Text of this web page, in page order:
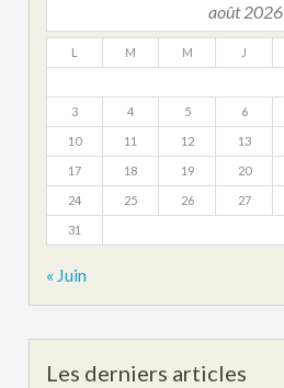
août 2026
L M M J
3 4 5 6
10 11 12 13
17 18 19 20
24 25 26 27
31
« Juin
Les derniers articles